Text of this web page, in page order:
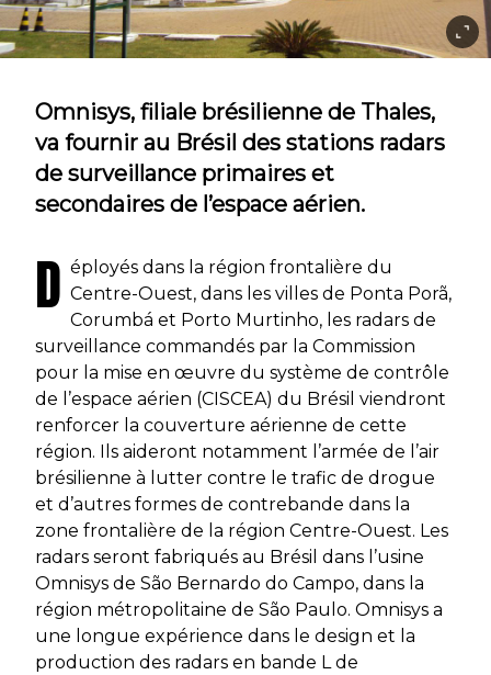
Omnisys, filiale brésilienne de Thales,
va fournir au Brésil des stations radars
de surveillance primaires et
secondaires de l’espace aérien.
D éployés dans la région frontalière du
Centre-Ouest, dans les villes de Ponta Porã,
Corumbá et Porto Murtinho, les radars de
surveillance commandés par la Commission
pour la mise en œuvre du système de contrôle
de l’espace aérien (CISCEA) du Brésil viendront
renforcer la couverture aérienne de cette
région. Ils aideront notamment l’armée de l’air
brésilienne à lutter contre le trafic de drogue
et d’autres formes de contrebande dans la
zone frontalière de la région Centre-Ouest. Les
radars seront fabriqués au Brésil dans l’usine
Omnisys de São Bernardo do Campo, dans la
région métropolitaine de São Paulo. Omnisys a
une longue expérience dans le design et la
production des radars en bande L de